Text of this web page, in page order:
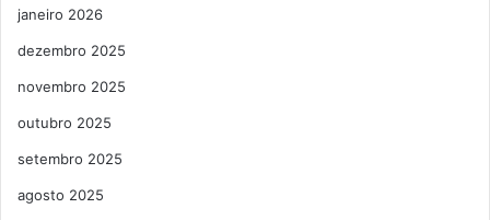
janeiro 2026
dezembro 2025
novembro 2025
outubro 2025
setembro 2025
agosto 2025